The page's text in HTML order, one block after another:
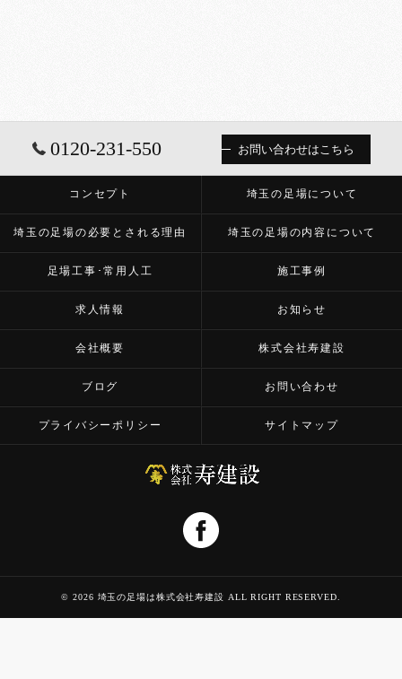
0120-231-550 お問い合わせはこちら
コンセプト 埼玉の足場について
埼玉の足場の必要とされる理由 埼玉の足場の内容について
足場工事･常用人工 施工事例
求人情報 お知らせ
会社概要 株式会社寿建設
ブログ お問い合わせ
プライバシーポリシー サイトマップ
© 2026 埼玉の足場は株式会社寿建設 ALL RIGHT RESERVED.